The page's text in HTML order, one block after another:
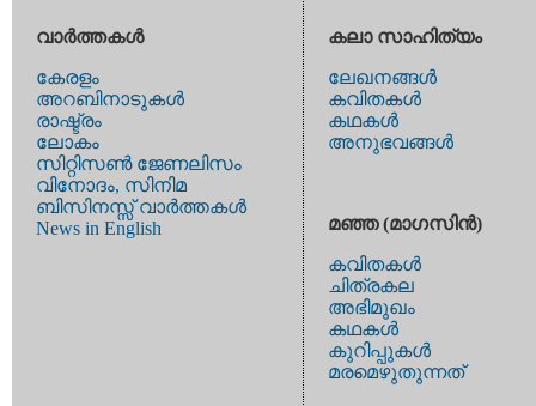
വാര്‍ത്തകള്‍
കേരളം
അറബിനാടുകള്‍
രാഷ്ട്രം
ലോകം
സിറ്റിസണ്‍ ജേണലിസം
വിനോദം, സിനിമ
ബിസിനസ്സ് വാര്‍ത്തകള്‍
News in English
കലാ സാഹിത്യം
ലേഖനങ്ങള്‍
കവിതകള്‍
കഥകള്‍
അനുഭവങ്ങള്‍
മഞ്ഞ (മാഗസിന്‍)
കവിതകള്‍
ചിത്രകല
അഭിമുഖം
കഥകള്‍
കുറിപ്പുകള്‍
മരമെഴുതുന്നത്